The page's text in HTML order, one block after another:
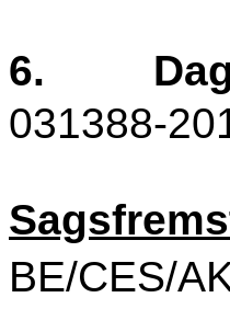
6.
031388-
BE/CES/